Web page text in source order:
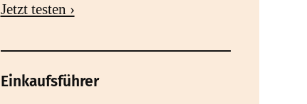
Jetzt testen ›
Einkaufsführer